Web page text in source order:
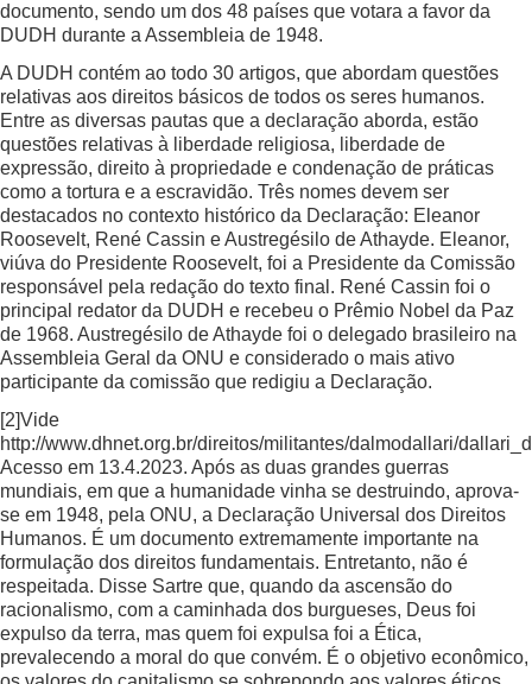
documento, sendo um dos 48 países que votara a favor da
DUDH durante a Assembleia de 1948.
A DUDH contém ao todo 30 artigos, que abordam questões
relativas aos direitos básicos de todos os seres humanos.
Entre as diversas pautas que a declaração aborda, estão
questões relativas à liberdade religiosa, liberdade de
expressão, direito à propriedade e condenação de práticas
como a tortura e a escravidão. Três nomes devem ser
destacados no contexto histórico da Declaração: Eleanor
Roosevelt, René Cassin e Austregésilo de Athayde. Eleanor,
viúva do Presidente Roosevelt, foi a Presidente da Comissão
responsável pela redação do texto final. René Cassin foi o
principal redator da DUDH e recebeu o Prêmio Nobel da Paz
de 1968. Austregésilo de Athayde foi o delegado brasileiro na
Assembleia Geral da ONU e considerado o mais ativo
participante da comissão que redigiu a Declaração.
[2]Vide
http://www.dhnet.org.br/direitos/militantes/dalmodallari/
Acesso em 13.4.2023. Após as duas grandes guerras
mundiais, em que a humanidade vinha se destruindo, aprova-
se em 1948, pela ONU, a Declaração Universal dos Direitos
Humanos. É um documento extremamente importante na
formulação dos direitos fundamentais. Entretanto, não é
respeitada. Disse Sartre que, quando da ascensão do
racionalismo, com a caminhada dos burgueses, Deus foi
expulso da terra, mas quem foi expulsa foi a Ética,
prevalecendo a moral do que convém. É o objetivo econômico,